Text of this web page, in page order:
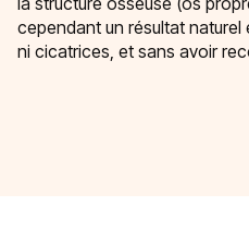
cependant un résultat
ni cicatrices, et sans avoir